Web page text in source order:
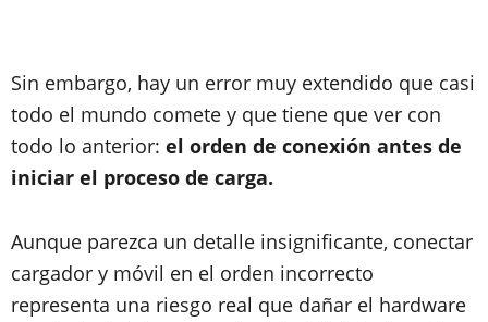
Sin embargo, hay un error muy extendido que casi
todo el mundo comete y que tiene que ver con
todo lo anterior: el orden de conexión antes de
iniciar el proceso de carga.
Aunque parezca un detalle insignificante, conectar
cargador y móvil en el orden incorrecto
representa una riesgo real que dañar el hardware